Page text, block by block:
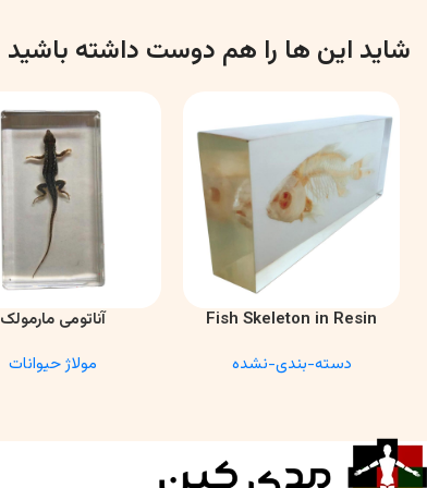
شاید این ها را هم دوست داشته باشید
اطلاعات بیشتر
Fish Skeleton in Resin
Anatomy Specimen
دسته-بندی-نشده
اطلاعات بیشترآناتومی مارمولک
مولاژ حیوانات